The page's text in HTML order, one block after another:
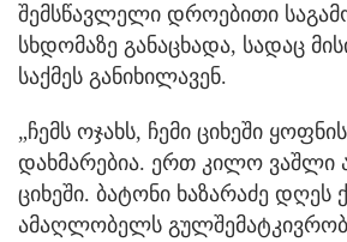
შემსწავლელი დროებითი
სხდომაზე განაცხადა, სადაც
საქმეს განიხილავენ.
„ჩემს ოჯახს, ჩემი ციხეში
დახმარებია. ერთ კილო ვაშლი
ციხეში. ბატონი ხაზარაძე დღეს
ამაღლობელს